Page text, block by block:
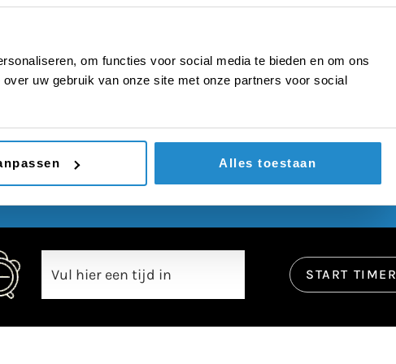
om functies voor social media te bieden en om ons
uw gebruik van onze site met onze partners voor social
Alles toestaan
START TIMER